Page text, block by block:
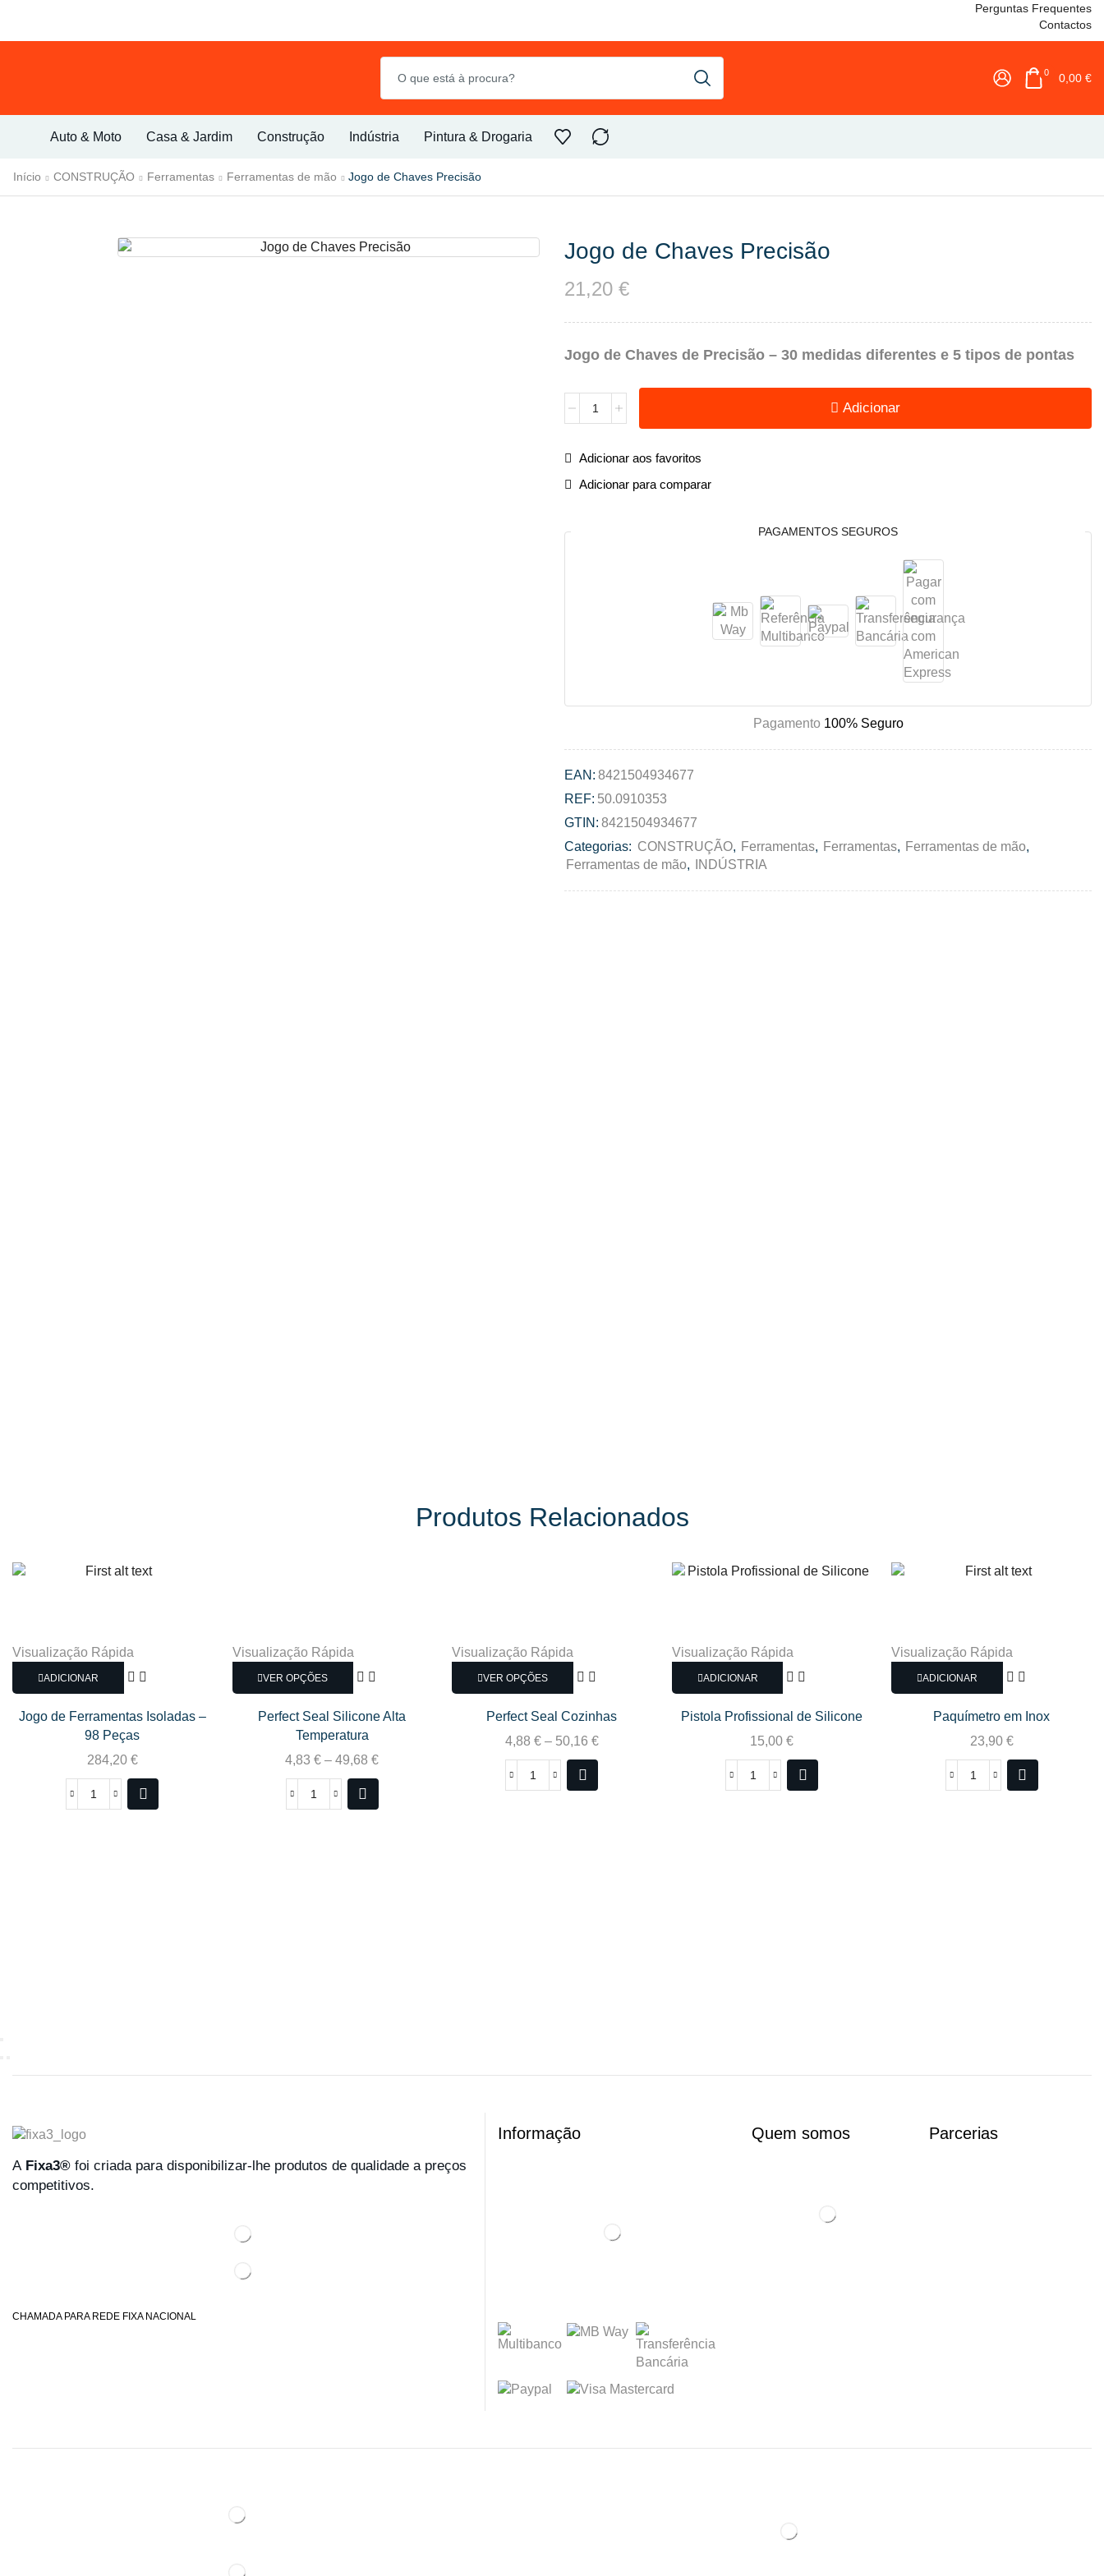
Perguntas Frequentes
Contactos
0 0,00 €
Auto & Moto Casa & Jardim Construção Indústria Pintura & Drogaria
Início CONSTRUÇÃO Ferramentas Ferramentas de mão Jogo de Chaves Precisão
Jogo de Chaves Precisão
21,20 €
Jogo de Chaves de Precisão – 30 medidas diferentes e 5 tipos de pontas
Adicionar
Adicionar aos favoritos
Adicionar para comparar
PAGAMENTOS SEGUROS
Pagamento 100% Seguro
EAN: 8421504934677
REF: 50.0910353
GTIN: 8421504934677
Categorias: CONSTRUÇÃO, Ferramentas, Ferramentas, Ferramentas de mão,
Ferramentas de mão, INDÚSTRIA
Produtos Relacionados
Visualização Rápida
ADICIONAR
Jogo de Ferramentas Isoladas –
98 Peças
284,20 €
Visualização Rápida
VER OPÇÕES
Perfect Seal Silicone Alta
Temperatura
4,83€ –49,68€
Visualização Rápida
VER OPÇÕES
Perfect Seal Cozinhas
4,88 €– 50,16 €
Visualização Rápida
ADICIONAR
Pistola Profissional de Silicone
15,00€
Visualização Rápida
ADICIONAR
Paquímetro em Inox
23,90 €
A Fixa3® foi criada para disponibilizar-lhe produtos de qualidade a preços
competitivos.
CHAMADA PARA REDE FIXA NACIONAL
Informação Quem somos Parcerias